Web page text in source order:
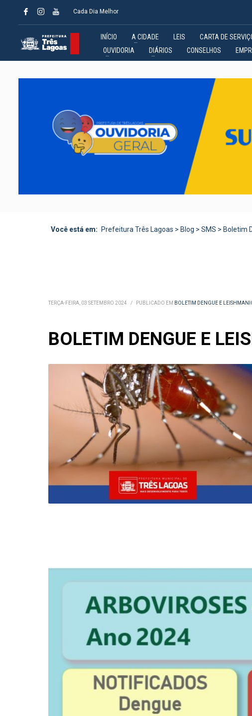
Cada Dia Melhor
INÍCIO A CIDADE LEIS CARTA DE
OUVIDORIA
DIÁRIOS CONSELHOS
Você está em: Prefeitura Três Lagoas > Blog > SMS > Boletim
TERÇA-FEIRA, 03 SETEMBRO 2024 / PUBLICADO EM BOLETIM DENGUE E
BOLETIM DENGUE E